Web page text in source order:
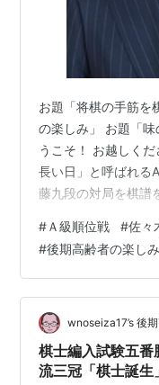
お題「将棋の手筋を
の楽しみ」 お題「
うこそ！ お越しく
長い日」と呼ばれる
藤九段の対局を棋譜
文句なく藤井名人へ
が、次の通り佐藤九
へ進みました。
７日09:00 棋 戦：
木勇気八段 後 手：
静…
#Ａ級順位戦 #佐々
#後期高齢者の楽しみ
wnoseiza17’s 後
棋士編入試験五
流三冠「棋士誕生